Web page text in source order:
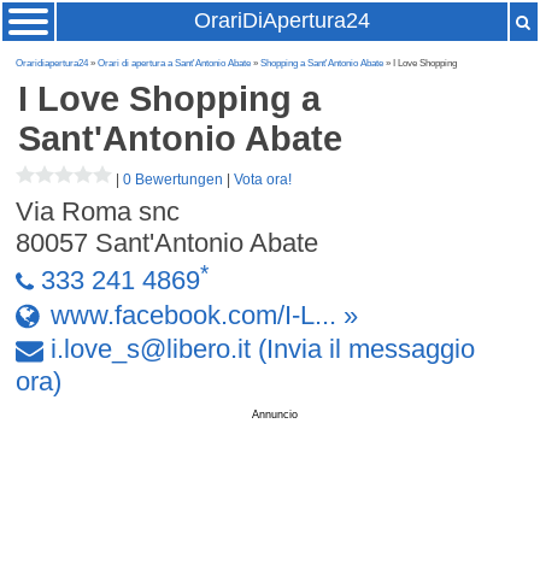
OrariDiApertura24
Oraridiapertura24»Orari di apertura a Sant'Antonio Abate »Shopping a Sant'Antonio Abate » I Love Shopping
I Love Shopping a
Sant'Antonio Abate
|0 Bewertungen |Vota ora!
Via Roma snc
80057 Sant'Antonio Abate
333 241 4869*
www.facebook.com/I-L... »
i. love_ s@ libero.it (Invia il messaggio
ora)
Annuncio